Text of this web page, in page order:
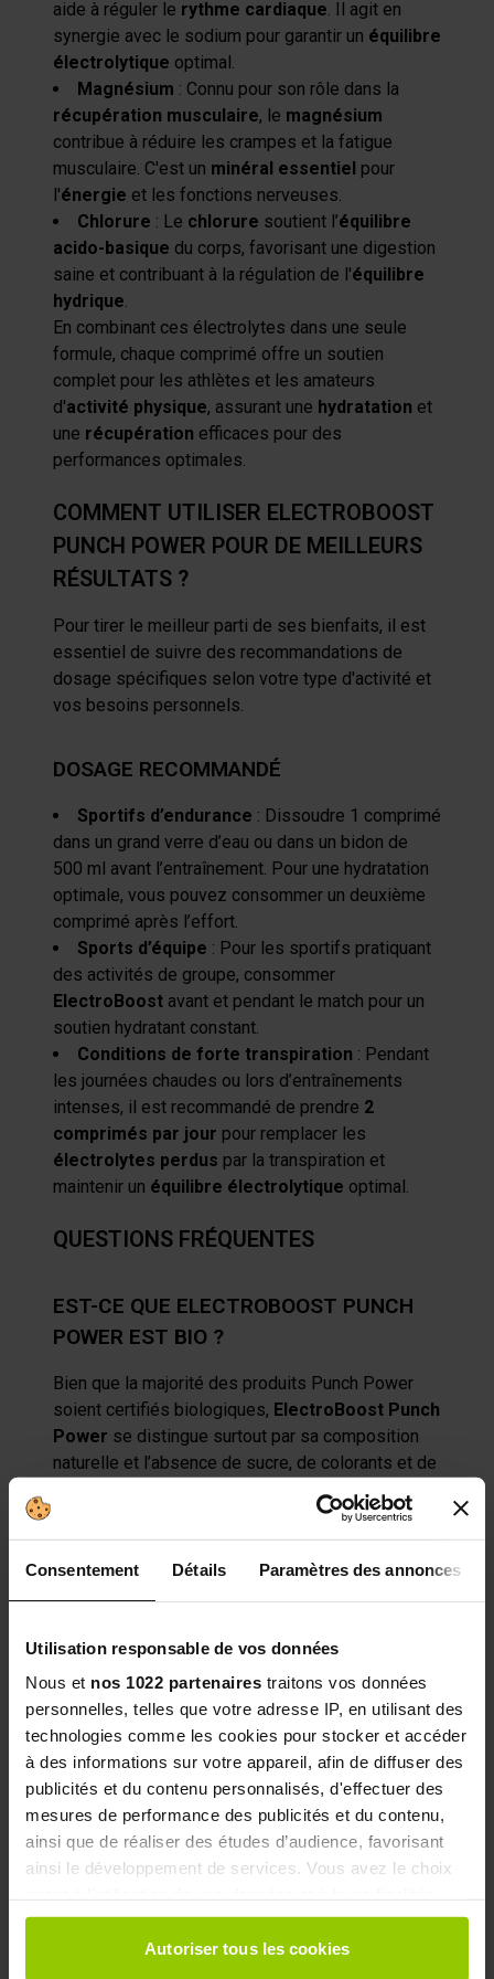
Consentement Détails Paramètres des annonces
Utilisation responsable de vos données
Nous et nos 1022 partenaires traitons vos données
personnelles, telles que votre adresse IP, en utilisant des
technologies comme les cookies pour stocker et accéder
à des informations sur votre appareil, afin de diffuser des
publicités et du contenu personnalisés, d'effectuer des
mesures de performance des publicités et du contenu,
ainsi que de réaliser des études d’audience, favorisant
ainsi le développement de services. Vous avez le choix
Vous pouvez modifier ou retirer votre consentement à
tout moment en consultant la Déclaration relative aux
cookies ou en cliquant sur l'icône de confidentialité.
Autoriser tous les cookies
aide à réguler le rythme cardiaque. Il agit en
synergie avec le sodium pour garantir un équilibre
électrolytique optimal.
Magnésium : Connu pour son rôle dans la
récupération musculaire, le magnésium
contribue à réduire les crampes et la fatigue
musculaire. C'est un minéral essentiel pour
l'énergie et les fonctions nerveuses.
Chlorure : Le chlorure soutient l’équilibre
acido-basique du corps, favorisant une digestion
saine et contribuant à la régulation de l'équilibre
hydrique.
En combinant ces électrolytes dans une seule
formule, chaque comprimé offre un soutien
complet pour les athlètes et les amateurs
d'activité physique, assurant une hydratation et
une récupération efficaces pour des
performances optimales.
COMMENT UTILISER ELECTROBOOST
PUNCH POWER POUR DE MEILLEURS
RÉSULTATS ?
Pour tirer le meilleur parti de ses bienfaits, il est
essentiel de suivre des recommandations de
dosage spécifiques selon votre type d'activité et
vos besoins personnels.
DOSAGE RECOMMANDÉ
Sportifs d’endurance : Dissoudre 1 comprimé
dans un grand verre d’eau ou dans un bidon de
500 ml avant l’entraînement. Pour une hydratation
optimale, vous pouvez consommer un deuxième
comprimé après l’effort.
Sports d’équipe : Pour les sportifs pratiquant
des activités de groupe, consommer
ElectroBoost avant et pendant le match pour un
soutien hydratant constant.
Conditions de forte transpiration : Pendant
les journées chaudes ou lors d’entraînements
intenses, il est recommandé de prendre 2
comprimés par jour pour remplacer les
électrolytes perdus par la transpiration et
maintenir un équilibre électrolytique optimal.
QUESTIONS FRÉQUENTES
EST-CE QUE ELECTROBOOST PUNCH
POWER EST BIO ?
Bien que la majorité des produits Punch Power
soient certifiés biologiques, ElectroBoost Punch
Power se distingue surtout par sa composition
naturelle et l’absence de sucre, de colorants et de
SURCONSOMMATION D’ÉLECTROLYTES
Unesurconsommation d’électrolytes
entraîner des symptômes tels que des crampes,
des ballonnements ou une sensation de soif
excessive. Il est donc important de respecter les
recommandations de dosage pour éviter tout
inconfort.
QUI SOMMES-NOUS ?
française localisée dans lesAlpes-Maritimes,
s’est affirmée comme un acteur incontournable de